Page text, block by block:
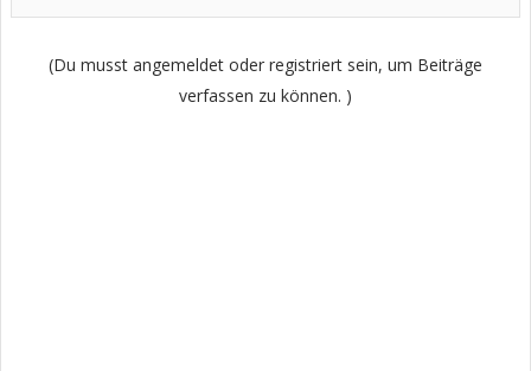
(Du musst angemeldet oder registriert sein, um Beiträge
verfassen zu können. )